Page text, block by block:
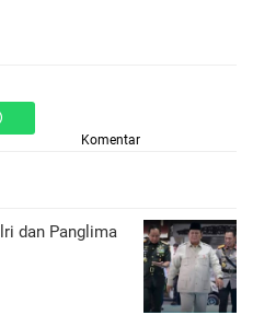
Komentar
dan Panglima